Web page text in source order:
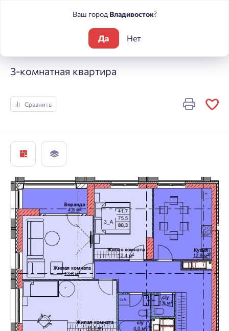
Каштановый двор
3-комнатная квартира
Сравнить
Ваш город Владивосток?
Да Нет